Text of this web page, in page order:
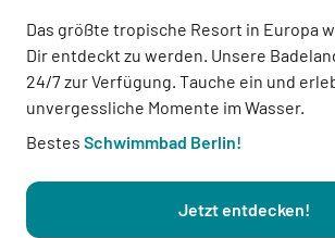
Das größte tropische Resort in Europa
Dir entdeckt zu werden. Unsere
24/7 zur Verfügung. Tauche ein und
unvergessliche Momente im Wasser.
Bestes Schwimmbad Berlin!
Jetzt entdecken!